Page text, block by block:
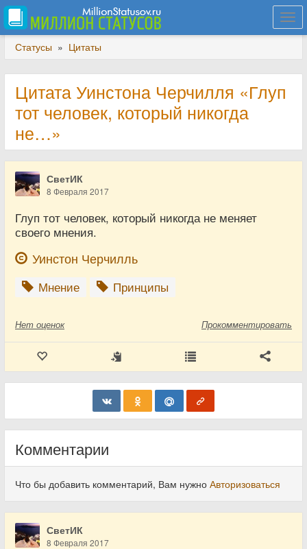
Статусы » Цитаты
Цитата Уинстона Черчилля «Глуп
тот человек, который никогда
не…»
СветИК
8 Февраля 2017
Глуп тот человек, который никогда не меняет
своего мнения.
Уинстон Черчилль
Мнение Принципы
Нет оценок Прокомментировать
Комментарии
Что бы добавить комментарий, Вам нужно Авторизоваться
СветИК
8 Февраля 2017